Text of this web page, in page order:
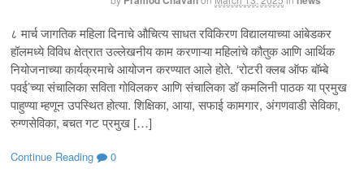
८ मार्च जागतिक महिला दिनाचे औचित्य साधत रविकिरण विद्यालयाच्या आंबेडकर
हॉलमध्ये विविध क्षेत्रात उल्लेखनीय काम करणाऱ्या महिलांचे कौतुक आणि आर्थिक
नियोजनाच्या कार्यक्रमाचे आयोजन करण्यात आले होते. ‘रोटरी क्लब ऑफ बॉम्बे
पवई’च्या संचालिका सविता गोविलकर आणि संचालिका डॉ कमलिनी पाठक या प्रमुख
पाहुण्या म्हणून उपस्थित होत्या. शिक्षिका, आया, सफाई कामगार, अंगणवाडी सेविका,
रुग्णसेविका, बचत गट प्रमुख […]
Continue Reading 0